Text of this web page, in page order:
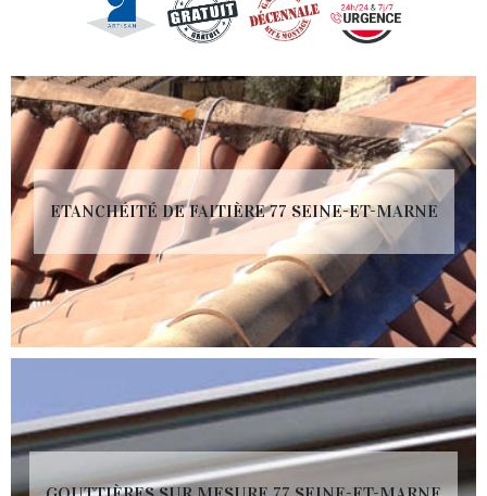
ETANCHÉITÉ DE FAITIÈRE 77 SEINE-ET-MARNE